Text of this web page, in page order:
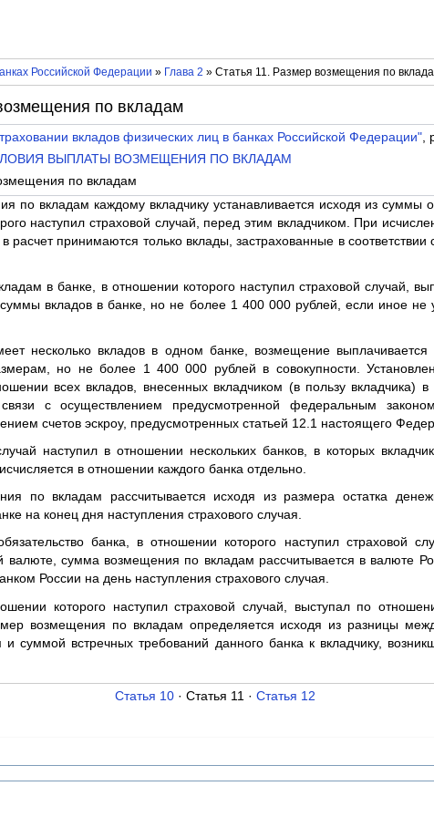
Российской Федерации » Глава 2 » Статья 11. Размер возмещения по
по вкладам
вкладов физических лиц в банках Российской Федерации",
ВЫПЛАТЫ ВОЗМЕЩЕНИЯ ПО ВКЛАДАМ
по вкладам
по вкладам каждому вкладчику устанавливается исходя из суммы
наступил страховой случай, перед этим вкладчиком. При
расчет принимаются только вклады, застрахованные в соответствии
в банке, в отношении которого наступил страховой случай,
вкладов в банке, но не более 1 400 000 рублей, если иное не
несколько вкладов в одном банке, возмещение
но не более 1 400 000 рублей в совокупности.
всех вкладов, внесенных вкладчиком (в пользу вкладчика)
с осуществлением предусмотренной федеральным законом
счетов эскроу, предусмотренных статьей 12.1 настоящего
наступил в отношении нескольких банков, в которых
в отношении каждого банка отдельно.
по вкладам рассчитывается исходя из размера остатка
на конец дня наступления страхового случая.
банка, в отношении которого наступил страховой
валюте, сумма возмещения по вкладам рассчитывается в валюте
России на день наступления страхового случая.
которого наступил страховой случай, выступал по
возмещения по вкладам определяется исходя из разницы
и суммой встречных требований данного банка к вкладчику,
Статья 10 · Статья 11 · Статья 12